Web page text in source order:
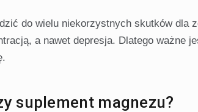
do wielu niekorzystnych skutków dla
a nawet depresja. Dlatego ważne
suplement magnezu?